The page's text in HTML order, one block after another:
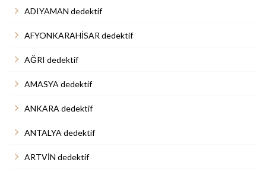
ADIYAMAN dedektif
AFYONKARAHİSAR dedektif
AĞRI dedektif
AMASYA dedektif
ANKARA dedektif
ANTALYA dedektif
ARTVİN dedektif